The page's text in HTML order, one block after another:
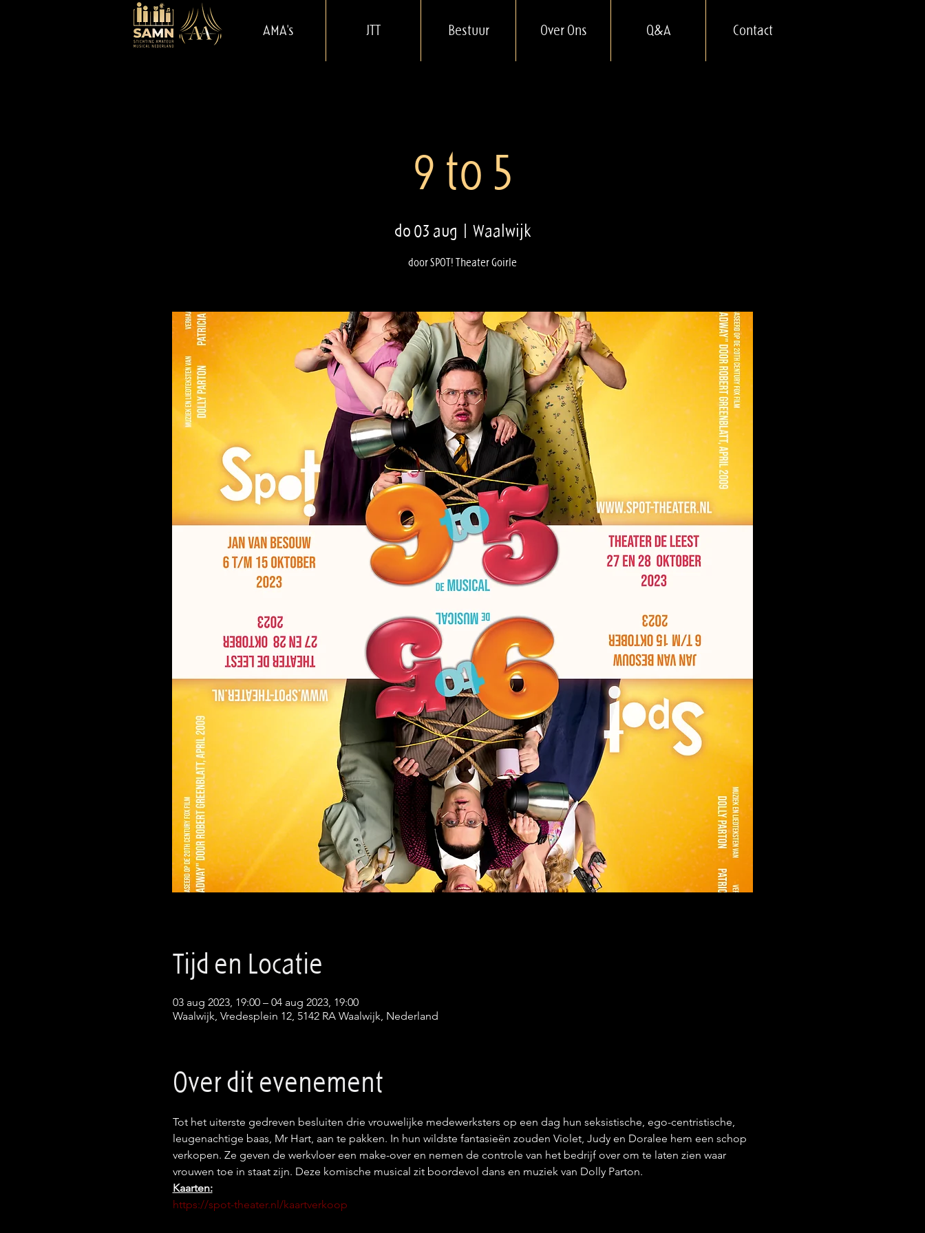
AMA's JTT Bestuur Over Ons Q&A Contact
9 to 5
do 03 aug Waalwijk
door SPOT! Theater Goirle
Tijd en Locatie
03 aug 2023, 19:00 – 04 aug 2023, 19:00
Waalwijk, Vredesplein 12, 5142 RA Waalwijk, Nederland
Over dit evenement
Tot het uiterste gedreven besluiten drie vrouwelijke medewerksters op een dag hun seksistische, ego-centristische,
leugenachtige baas, Mr Hart, aan te pakken. In hun wildste fantasieën zouden Violet, Judy en Doralee hem een schop
verkopen. Ze geven de werkvloer een make-over en nemen de controle van het bedrijf over om te laten zien waar
vrouwen toe in staat zijn. Deze komische musical zit boordevol dans en muziek van Dolly Parton.
Kaarten:
https://spot-theater.nl/kaartverkoop